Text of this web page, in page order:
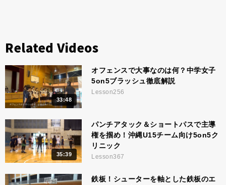
Related Videos
33:48
オフェンスで大事なのは何？中学女子
5on5ブラッシュ徹底解説
Lesson256
35:39
パンチアタック＆ショートパスで主導
権を掴め！沖縄U15チーム向け5on5ク
リニック
Lesson367
鉄板！シューターを軸とした鉄板のエ